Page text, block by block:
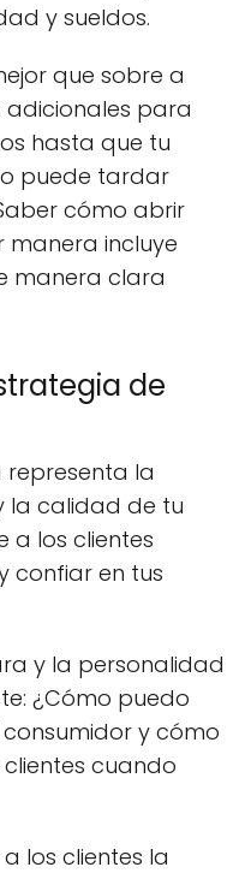
y sueldos.
que sobre a
para
hasta que tu
puede tardar
cómo abrir
incluye
manera clara
de
la
la calidad de tu
a los clientes
confiar en tus
y la personalidad
¿Cómo puedo
y cómo
cuando
los clientes la